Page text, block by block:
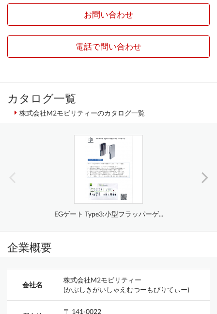
お問い合わせ
電話で問い合わせ
カタログ一覧
株式会社M2モビリティーのカタログ一覧
EGゲート Type3:小型フラッパーゲ...
企業概要
会社名
株式会社M2モビリティー
(かぶしきがいしゃえむつーもびりてぃー)
〒 141-0022